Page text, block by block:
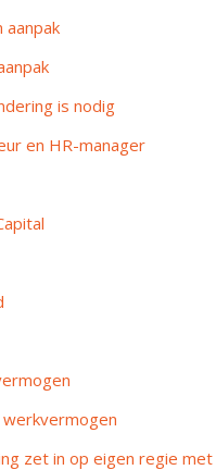
aanpak
is nodig
en HR-manager
zet in op eigen regie